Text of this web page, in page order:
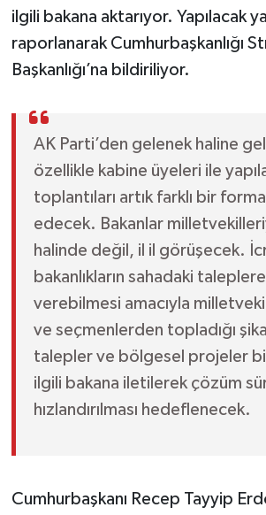
ilgili bakana aktarıyor. Yapılacak
raporlanarak Cumhurbaşkanlığı
Başkanlığı’na bildiriliyor.
AK Parti’den gelenek haline
özellikle kabine üyeleri ile
toplantıları artık farklı bir
edecek. Bakanlar
halinde değil, il il görüşecek.
bakanlıkların sahadaki taleplere
verebilmesi amacıyla
ve seçmenlerden topladığı
talepler ve bölgesel projeler
ilgili bakana iletilerek çözüm
hızlandırılması hedeflenecek.
Cumhurbaşkanı Recep Tayyip